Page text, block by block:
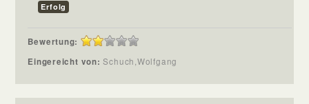
Erfolg
Bewertung:
Eingereicht von:Schuch,Wolfgang